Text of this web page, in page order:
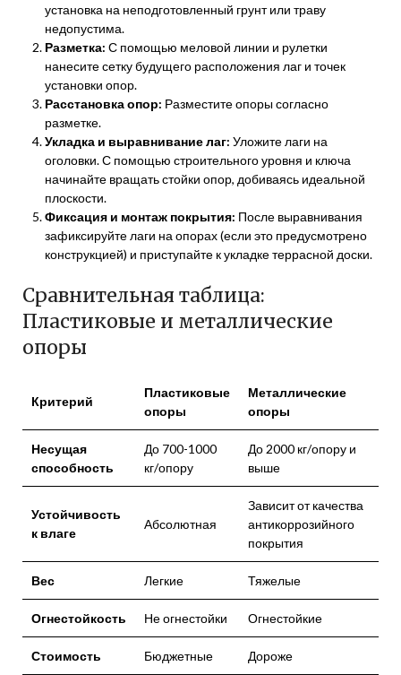
установка на неподготовленный грунт или траву
недопустима.
Разметка: С помощью меловой линии и рулетки
нанесите сетку будущего расположения лаг и точек
установки опор.
Расстановка опор: Разместите опоры согласно
разметке.
Укладка и выравнивание лаг: Уложите лаги на
оголовки. С помощью строительного уровня и ключа
начинайте вращать стойки опор, добиваясь идеальной
плоскости.
Фиксация и монтаж покрытия: После выравнивания
зафиксируйте лаги на опорах (если это предусмотрено
конструкцией) и приступайте к укладке террасной доски.
Сравнительная таблица:
Пластиковые и металлические
опоры
Критерий
Пластиковые
опоры
Металлические
опоры
Несущая
способность
До 700-1000
кг/опору
До 2000 кг/опору и
выше
Устойчивость
к влаге
Абсолютная
Зависит от качества
антикоррозийного
покрытия
Вес Легкие Тяжелые
Огнестойкость Не огнестойки Огнестойкие
Стоимость Бюджетные Дороже